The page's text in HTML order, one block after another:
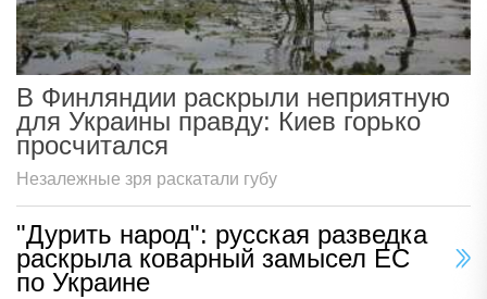
В Финляндии раскрыли неприятную
для Украины правду: Киев горько
просчитался
Незалежные зря раскатали губу
"Дурить народ": русская разведка
раскрыла коварный замысел ЕС
по Украине